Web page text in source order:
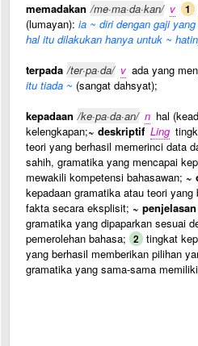
memadakan /me·ma·da·kan/ v 1
(lumayan): ia ~ diri dengan gaji
hal itu dilakukan hanya untuk ~
terpada /ter·pa·da/ v ada yang
itu tiada ~ (sangat dahsyat);
kepadaan /ke·pa·da·an/ n hal
kelengkapan;~ deskriptif Ling
teori yang berhasil memerinci data
sahih, gramatika yang mencapai
mewakili kompetensi bahasawan; ~
kepadaan gramatika atau teori yang
fakta secara eksplisit; ~ penjelasan
gramatika yang dipaparkan sesuai
pemerolehan bahasa; 2 tingkat
yang berhasil memberikan pilihan
gramatika yang sama-sama